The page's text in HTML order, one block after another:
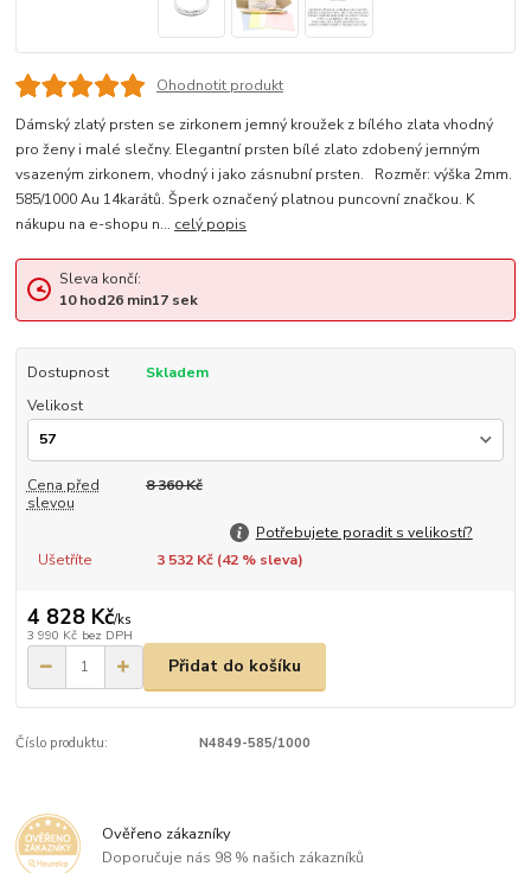
Ohodnotit produkt
Dámský zlatý prsten se zirkonem jemný kroužek z bílého zlata vhodný
pro ženy i malé slečny. Elegantní prsten bílé zlato zdobený jemným
vsazeným zirkonem, vhodný i jako zásnubní prsten. Rozměr: výška 2mm.
585/1000 Au 14karátů. Šperk označený platnou puncovní značkou. K
nákupu na e-shopu n... celý popis
Sleva končí:
10hod26min16sek
Dostupnost
Skladem
Velikost
Cena před
slevou
8 360 Kč
Potřebujete poradit s velikostí?
Ušetříte
3 532 Kč (42% sleva)
4 828 Kč/ks
3 990 Kč bez DPH
Přidat do košíku
Číslo produktu: N4849-585/1000
Ověřeno zákazníky
Doporučuje nás 98 % našich zákazníků